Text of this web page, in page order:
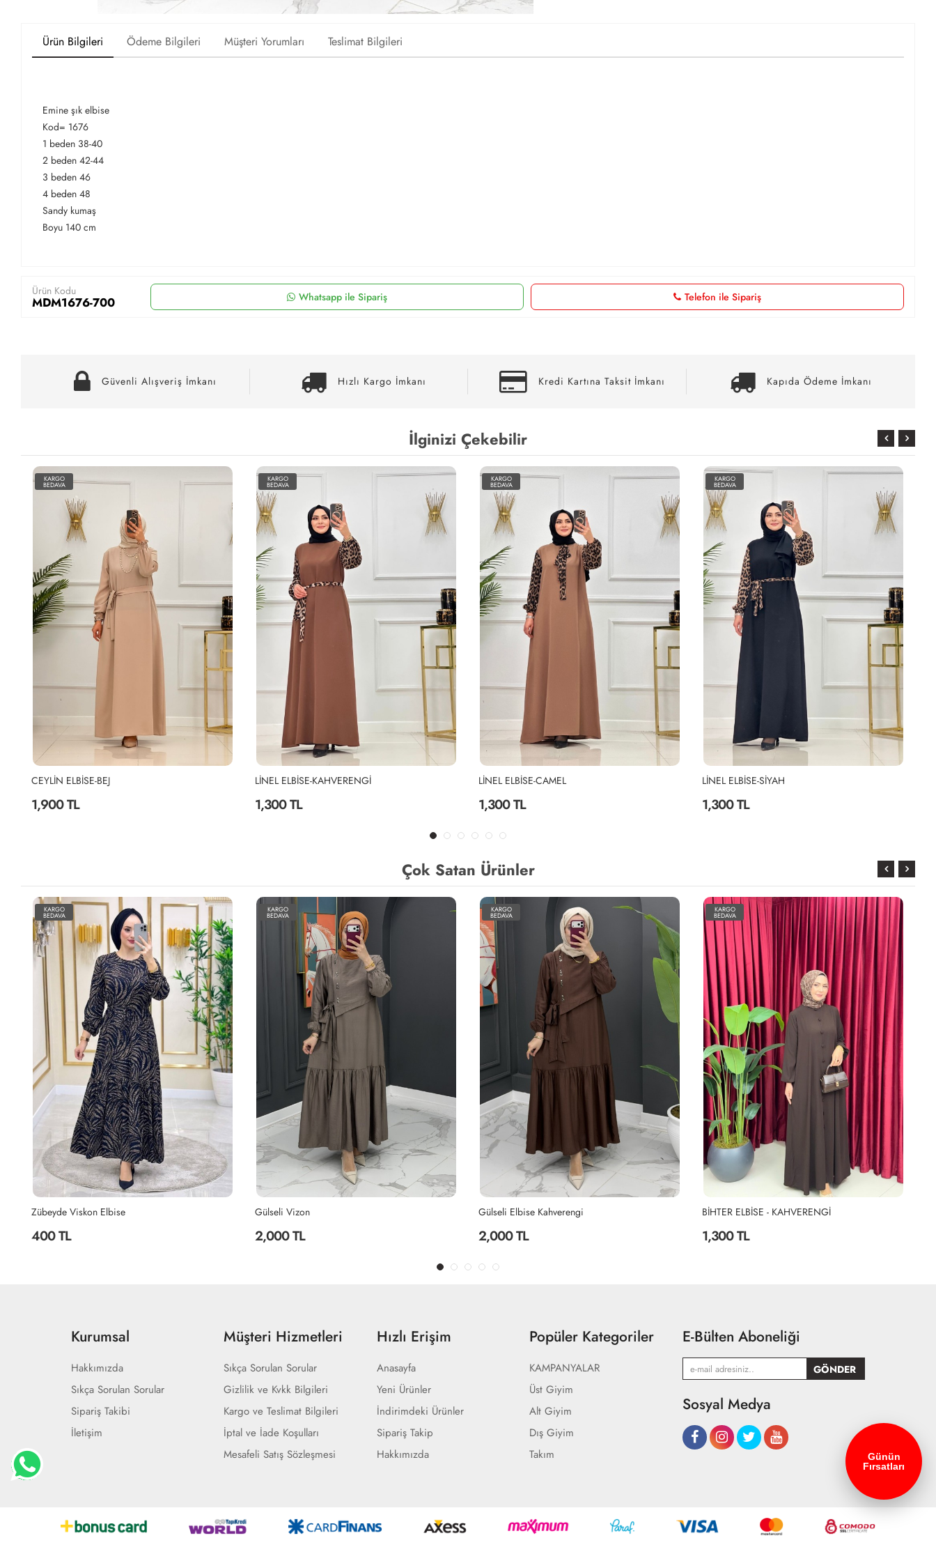
Ürün Bilgileri Ödeme Bilgileri Müşteri Yorumları Teslimat Bilgileri
Emine şık elbise
Kod= 1676
1 beden 38-40
2 beden 42-44
3 beden 46
4 beden 48
Sandy kumaş
Boyu 140 cm
Ürün Kodu
MDM1676-700 Whatsapp ile Sipariş Telefon ile Sipariş
Güvenli Alışveriş İmkanı Hızlı Kargo İmkanı Kredi Kartına Taksit İmkanı Kapıda Ödeme İmkanı
İlginizi Çekebilir
KARGO
BEDAVA
CEYLİN ELBİSE-BEJ
1,900 TL
KARGO
BEDAVA
LİNEL ELBİSE-KAHVERENGİ
1,300 TL
KARGO
BEDAVA
LİNEL ELBİSE-CAMEL
1,300 TL
KARGO
BEDAVA
LİNEL ELBİSE-SİYAH
1,300 TL
Çok Satan Ürünler
KARGO
BEDAVA
Zübeyde Viskon Elbise
400 TL
KARGO
BEDAVA
Gülseli Vizon
2,000 TL
KARGO
BEDAVA
Gülseli Elbise Kahverengi
2,000 TL
KARGO
BEDAVA
BİHTER ELBİSE - KAHVERENGİ
1,300 TL
Kurumsal
Hakkımızda
Sıkça Sorulan Sorular
Sipariş Takibi
İletişim
Müşteri Hizmetleri
Sıkça Sorulan Sorular
Gizlilik ve Kvkk Bilgileri
Kargo ve Teslimat Bilgileri
İptal ve İade Koşulları
Mesafeli Satış Sözleşmesi
Hızlı Erişim
Anasayfa
Yeni Ürünler
İndirimdeki Ürünler
Sipariş Takip
Hakkımızda
Popüler Kategoriler
KAMPANYALAR
Üst Giyim
Alt Giyim
Dış Giyim
Takım
E-Bülten Aboneliği
Sosyal Medya
Günün
Fırsatları